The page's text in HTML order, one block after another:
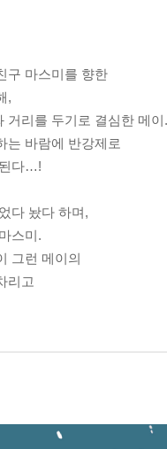
구 마스미를 향한
,
거리를 두기로 결심한 메이.
는 바람에 반강제로
다…!
다 놨다 하며,
스미.
그런 메이의
리고